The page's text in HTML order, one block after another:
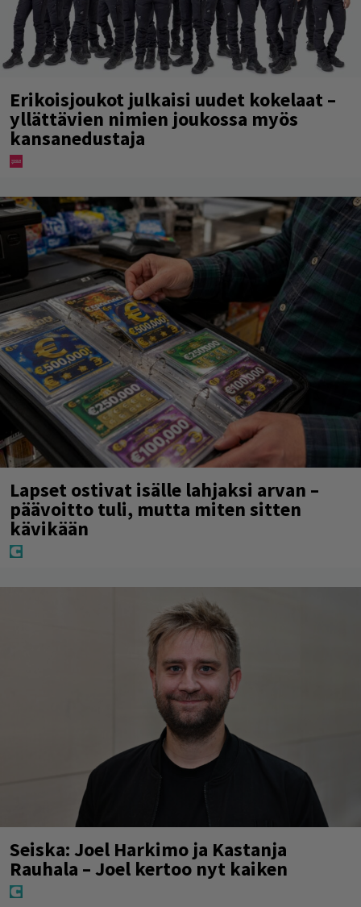
Erikoisjoukot julkaisi uudet kokelaat –
yllättävien nimien joukossa myös
kansanedustaja
Lapset ostivat isälle lahjaksi arvan –
päävoitto tuli, mutta miten sitten
kävikään
Seiska: Joel Harkimo ja Kastanja
Rauhala – Joel kertoo nyt kaiken